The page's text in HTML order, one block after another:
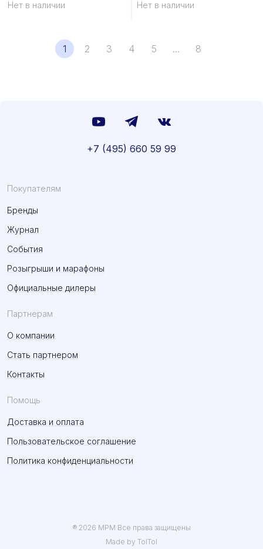
Нет в наличии Нет в наличии
1 2 3 4 5 ... 8
Покупателям
Бренды
Журнал
События
Розыгрыши и марафоны
Официальные дилеры
Партнерам
О компании
Стать партнером
Контакты
Помощь
Доставка и оплата
Пользовательское соглашение
Политика конфиденциальности
+7 (495) 660 59 99
® 2026 MPM Все права защищены
Made by TolTol